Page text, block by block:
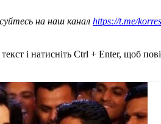
на наш канал https://t.me/
і натисніть Ctrl + Enter, щоб